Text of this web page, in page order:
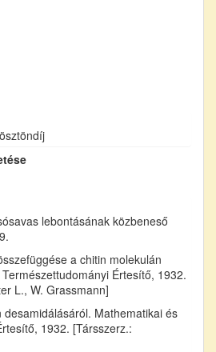
lebontásának közbeneső
a chitin molekulán
Értesítő, 1932.
L., W. Grassmann]
Mathematikai és
1932. [Társszerz.: